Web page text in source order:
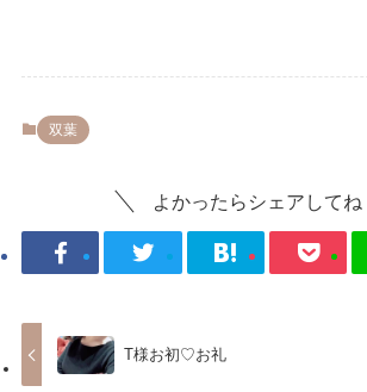
双葉
よかったらシェアしてね
T様お初♡お礼